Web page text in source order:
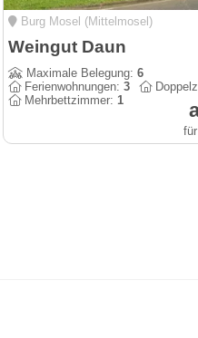
Burg Mosel (Mittelmosel)
Weingut Daun
Maximale Belegung: 6
Ferienwohnungen: 3
Mehrbettzimmer: 1